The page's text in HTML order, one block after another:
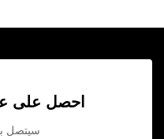
احصل على
سيتصل